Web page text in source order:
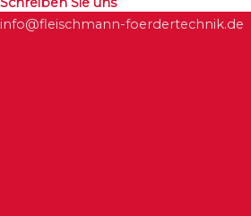
info@fleischmann-foerdertechnik.de